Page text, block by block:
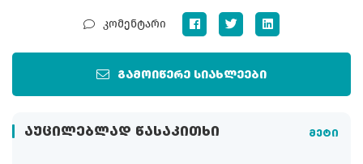
გამოიწერე სიახლეები
ᲐᲣᲪᲘᲚᲔᲑᲚᲐᲓ ᲬᲐᲡᲐᲙᲘᲗᲮᲘ მეტი
კომენტარი